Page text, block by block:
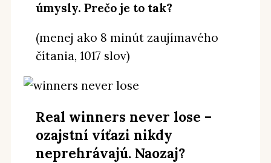
úmysly. Prečo je to tak?
(menej ako 8 minút zaujímavého
čítania, 1017 slov)
Real winners never lose –
ozajstní víťazi nikdy
neprehrávajú. Naozaj?